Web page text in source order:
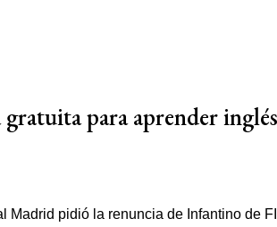
para aprender inglés